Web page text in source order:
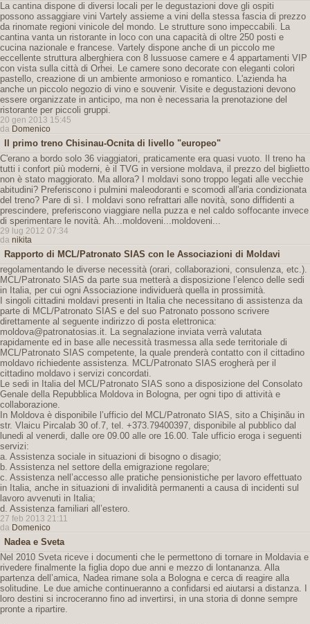
La cantina dispone di diversi locali per le degustazioni dove gli ospiti
possono assaggiare vini Vartely assieme a vini della stessa fascia di prezzo
da rinomate regioni vinicole del mondo. Le strutture sono impeccabili. La
cantina vanta un ristorante in loco con una capacità di oltre 250 posti e
cucina nazionale e francese. Vartely dispone anche di un piccolo me
eccellente struttura alberghiera con 8 lussuose camere e 4 appartamenti VIP
con vista sulla città di Orhei. Le camere sono decorate con eleganti colori
pastello, creazione di un ambiente armonioso e romantico. L'azienda ha
anche un piccolo negozio di vino e souvenir. Visite e degustazioni devono
essere organizzate in anticipo, ma non è necessaria la prenotazione del
ristorante per piccoli gruppi.
20 gen 2013 15:45
da Domenico
Il primo treno Chisinau-Ocnita di livello "europeo"
C'erano a bordo solo 36 viaggiatori, praticamente era quasi vuoto. Il treno ha
tutti i confort più moderni, è il TVG in versione moldava, il prezzo del biglietto
non è stato maggiorato. Ma allora? I moldavi sono troppo legati alle vecchie
abitudini? Preferiscono i pulmini maleodoranti e scomodi all'aria condizionata
del treno? Pare di sì. I moldavi sono refrattari alle novità, sono diffidenti a
prescindere, preferiscono viaggiare nella puzza e nel caldo soffocante invece
di sperimentare le novità. Ah...moldoveni...moldoveni...
29 lug 2012 07:34
da nikita
Rapporto di MCL/Patronato SIAS con le Associazioni di Moldavi
regolamentando le diverse necessità (orari, collaborazioni, consulenza, etc.).
MCL/Patronato SIAS da parte sua metterà a disposizione l’elenco delle sedi
in Italia, per cui ogni Associazione individuerà quella in prossimità.
I singoli cittadini moldavi presenti in Italia che necessitano di assistenza da
parte di MCL/Patronato SIAS e del suo Patronato possono scrivere
direttamente al seguente indirizzo di posta elettronica:
moldova@patronatosias.it. La segnalazione inviata verrà valutata
rapidamente ed in base alle necessità trasmessa alla sede territoriale di
MCL/Patronato SIAS competente, la quale prenderà contatto con il cittadino
moldavo richiedente assistenza. MCL/Patronato SIAS erogherà per il
cittadino moldavo i servizi concordati.
Le sedi in Italia del MCL/Patronato SIAS sono a disposizione del Consolato
Genale della Repubblica Moldova in Bologna, per ogni tipo di attività e
collaborazione.
In Moldova è disponibile l’ufficio del MCL/Patronato SIAS, sito a Chişinău in
str. Vlaicu Pircalab 30 of.7, tel. +373.79400397, disponibile al pubblico dal
lunedi al venerdi, dalle ore 09.00 alle ore 16.00. Tale ufficio eroga i seguenti
servizi:
a. Assistenza sociale in situazioni di bisogno o disagio;
b. Assistenza nel settore della emigrazione regolare;
c. Assistenza nell’accesso alle pratiche pensionistiche per lavoro effettuato
in Italia, anche in situazioni di invalidità permanenti a causa di incidenti sul
lavoro avvenuti in Italia;
d. Assistenza familiari all’estero.
27 feb 2013 21:11
da Domenico
Nadea e Sveta
Nel 2010 Sveta riceve i documenti che le permettono di tornare in Moldavia e
rivedere finalmente la figlia dopo due anni e mezzo di lontananza. Alla
partenza dell’amica, Nadea rimane sola a Bologna e cerca di reagire alla
solitudine. Le due amiche continueranno a confidarsi ed aiutarsi a distanza. I
loro destini si incroceranno fino ad invertirsi, in una storia di donne sempre
pronte a ripartire.